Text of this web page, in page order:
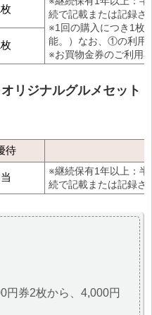
続で記載または記録さ
※1回の購入につき1枚
能。）なお、①の利用
※お買物金券のご利用
オリジナルグルメセット
待
※継続保有1年以上：
続で記載または記録さ
円券2枚から、4,000円